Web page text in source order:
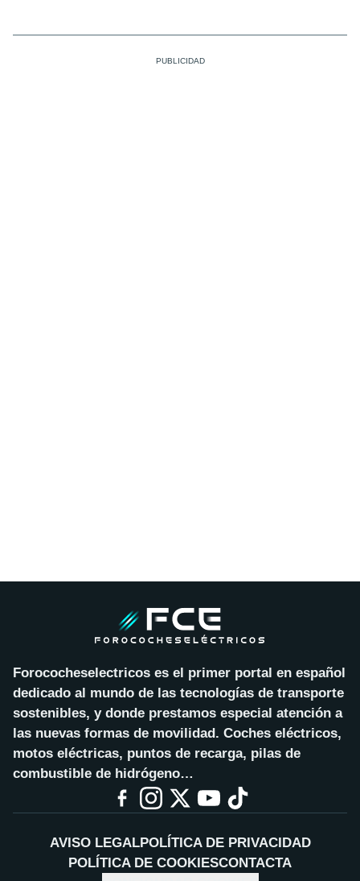
Forococheselectricos es el primer portal en español
dedicado al mundo de las tecnologías de transporte
sostenibles, y donde prestamos especial atención a
las nuevas formas de movilidad. Coches eléctricos,
motos eléctricas, puntos de recarga, pilas de
combustible de hidrógeno…
AVISO LEGALPOLÍTICA DE PRIVACIDAD
POLÍTICA DE COOKIESCONTACTA